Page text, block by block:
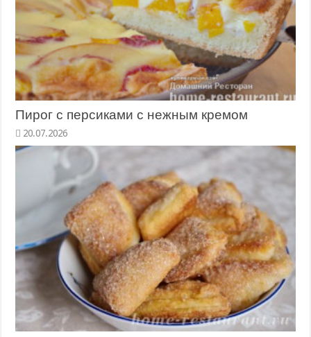
Пирог с персиками с нежным кремом
20.07.2026